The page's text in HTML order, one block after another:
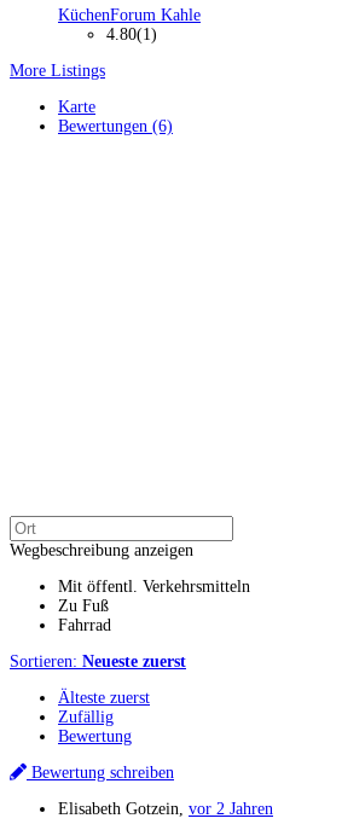
KüchenForum Kahle
4.80(1)
More Listings
Karte
Bewertungen (6)
Wegbeschreibung anzeigen
Mit öffentl. Verkehrsmitteln
Zu Fuß
Fahrrad
Sortieren: Neueste zuerst
Älteste zuerst
Zufällig
Bewertung
Bewertung schreiben
Elisabeth Gotzein, vor 2 Jahren